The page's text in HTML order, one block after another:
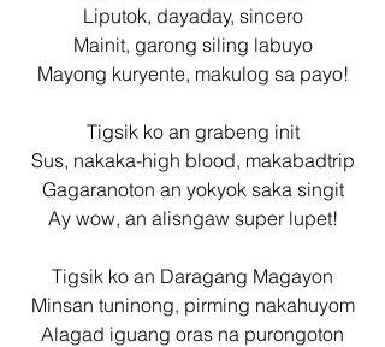
Liputok, dayaday, sincero
Mainit, garong siling labuyo
Mayong kuryente, makulog sa payo!
Tigsik ko an grabeng init
Sus, nakaka-high blood, makabadtrip
Gagaranoton an yokyok saka singit
Ay wow, an alisngaw super lupet!
Tigsik ko an Daragang Magayon
Minsan tuninong, pirming nakahuyom
Alagad iguang oras na purongoton